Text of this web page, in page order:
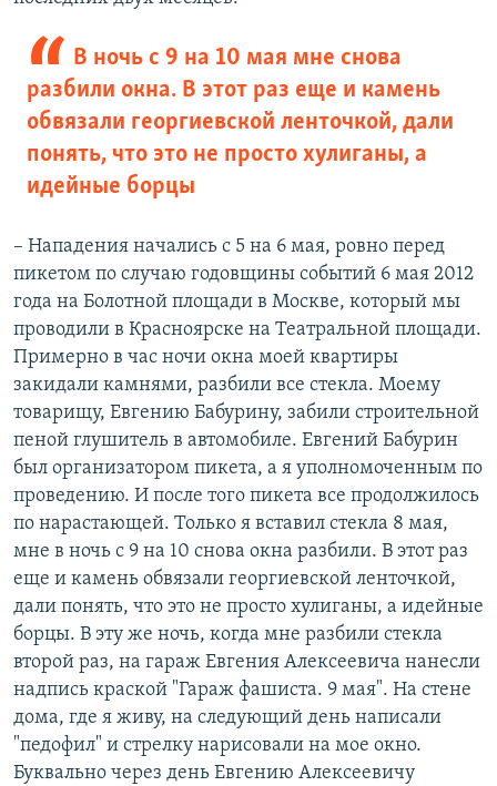
В ночь с 9 на 10 мая мне снова
разбили окна. В этот раз еще и камень
обвязали георгиевской ленточкой, дали
понять, что это не просто хулиганы, а
идейные борцы
– Нападения начались с 5 на 6 мая, ровно перед
пикетом по случаю годовщины событий 6 мая 2012
года на Болотной площади в Москве, который мы
проводили в Красноярске на Театральной площади.
Примерно в час ночи окна моей квартиры
закидали камнями, разбили все стекла. Моему
товарищу, Евгению Бабурину, забили строительной
пеной глушитель в автомобиле. Евгений Бабурин
был организатором пикета, а я уполномоченным по
проведению. И после того пикета все продолжилось
по нарастающей. Только я вставил стекла 8 мая,
мне в ночь с 9 на 10 снова окна разбили. В этот раз
еще и камень обвязали георгиевской ленточкой,
дали понять, что это не просто хулиганы, а идейные
борцы. В эту же ночь, когда мне разбили стекла
второй раз, на гараж Евгения Алексеевича нанесли
надпись краской "Гараж фашиста. 9 мая". На стене
дома, где я живу, на следующий день написали
"педофил" и стрелку нарисовали на мое окно.
Буквально через день Евгению Алексеевичу